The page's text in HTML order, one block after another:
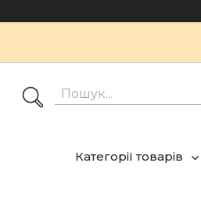
Категорії товарів